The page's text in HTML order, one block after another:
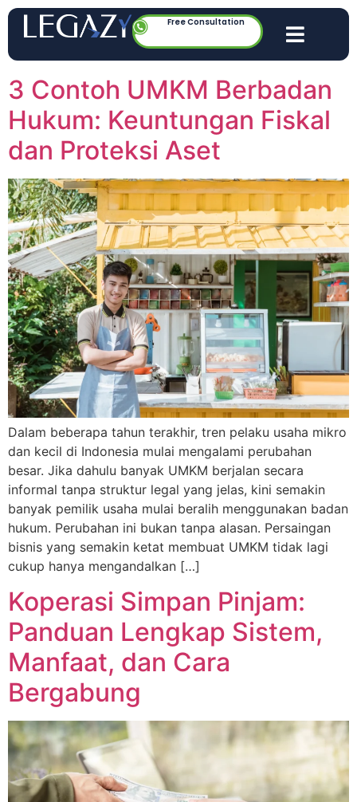
Free Consultation
3 Contoh UMKM Berbadan
Hukum: Keuntungan Fiskal
dan Proteksi Aset
Dalam beberapa tahun terakhir, tren pelaku usaha mikro
dan kecil di Indonesia mulai mengalami perubahan
besar. Jika dahulu banyak UMKM berjalan secara
informal tanpa struktur legal yang jelas, kini semakin
banyak pemilik usaha mulai beralih menggunakan badan
hukum. Perubahan ini bukan tanpa alasan. Persaingan
bisnis yang semakin ketat membuat UMKM tidak lagi
cukup hanya mengandalkan […]
Koperasi Simpan Pinjam:
Panduan Lengkap Sistem,
Manfaat, dan Cara
Bergabung